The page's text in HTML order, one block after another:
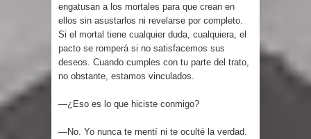
engatusan a los mortales para que crean en
ellos sin asustarlos ni revelarse por completo.
Si el mortal tiene cualquier duda, cualquiera, el
pacto se romperá si no satisfacemos sus
deseos. Cuando cumples con tu parte del trato,
no obstante, estamos vinculados.
—¿Eso es lo que hiciste conmigo?
—No. Yo nunca te mentí ni te oculté la verdad.